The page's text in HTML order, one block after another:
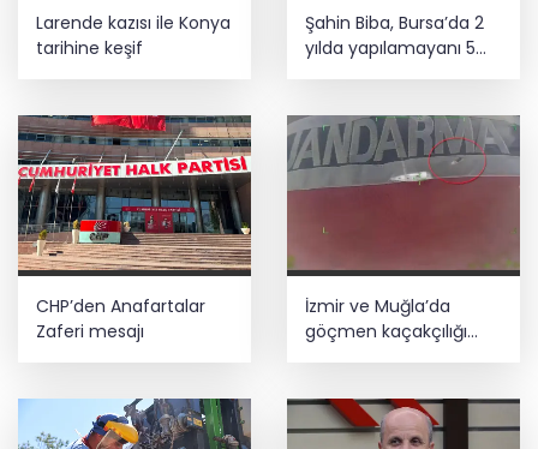
Larende kazısı ile Konya
tarihine keşif
Şahin Biba, Bursa’da 2
yılda yapılamayanı 5
CHP’den Anafartalar
Zaferi mesajı
İzmir ve Muğla’da
göçmen kaçakçılığı
yakalandı